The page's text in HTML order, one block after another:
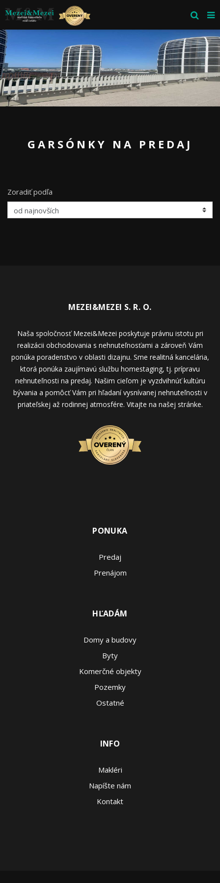
GARSÓNKY NA PREDAJ
Zoradiť podľa
MEZEI&MEZEI S. R. O.
Naša spoločnosť Mezei&Mezei poskytuje právnu istotu pri
realizácii obchodovania s nehnuteľnosťami a zároveň Vám
ponúka poradenstvo v oblasti dizajnu. Sme realitná kancelária,
ktorá ponúka zaujímavú službu homestaging, tj. prípravu
nehnuteľnosti na predaj. Našim cieľom je vyzdvihnúť kultúru
bývania a pomôcť Vám pri hľadaní vysnívanej nehnuteľnosti v
priateľskej až rodinnej atmosfére. Vitajte na našej stránke.
PONUKA
Predaj
Prenájom
HĽADÁM
Domy a budovy
Byty
Komerčné objekty
Pozemky
Ostatné
INFO
Makléri
Napíšte nám
Kontakt